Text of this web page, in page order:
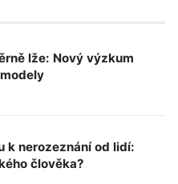
lže: Nový výzkum
k nerozeznání od lidí:
člověka?